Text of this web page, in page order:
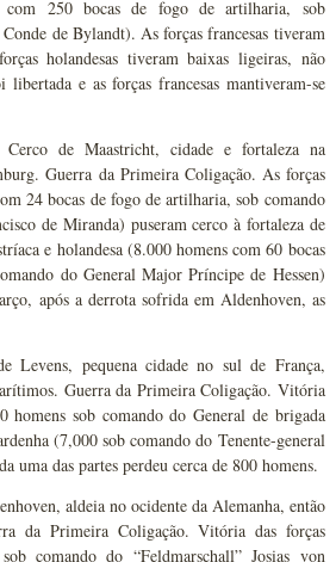
com 250 bocas de fogo de artilharia, sob
de Bylandt). As forças francesas tiveram
holandesas tiveram baixas ligeiras, não
e as forças francesas mantiveram-se
de Maastricht, cidade e fortaleza na
Guerra da Primeira Coligação. As forças
24 bocas de fogo de artilharia, sob comando
de Miranda) puseram cerco à fortaleza de
e holandesa (8.000 homens com 60 bocas
do General Major Príncipe de Hessen)
após a derrota sofrida em Aldenhoven, as
Levens, pequena cidade no sul de França,
Guerra da Primeira Coligação. Vitória
homens sob comando do General de brigada
(7,000 sob comando do Tenente-general
uma das partes perdeu cerca de 800 homens.
aldeia no ocidente da Alemanha, então
da Primeira Coligação. Vitória das forças
comando do “Feldmarschall” Josias von